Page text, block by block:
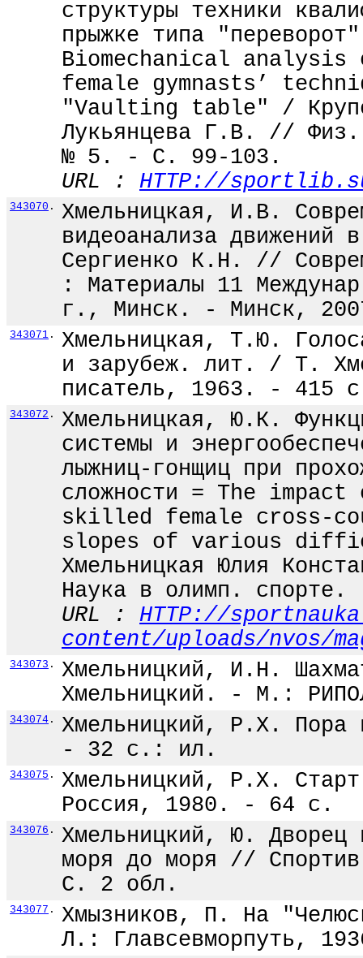
структуры техники
прыжке типа
Biomechanical
female gymnasts’
"Vaulting table" /
Лукьянцева Г.В. // Физ.
№ 5. - С. 99-103.
URL : HTTP://
343070 .
Хмельницкая, И.В.
видеоанализа
Сергиенко К.Н. //
: Материалы 11
г., Минск. - Минск,
343071 .
Хмельницкая, Т.Ю.
и зарубеж. лит. / Т.
писатель, 1963. - 415
343072 .
Хмельницкая, Ю.К.
системы и
лыжниц-гонщиц при
сложности = The
skilled female cross-
slopes of various
Хмельницкая Юлия
Наука в олимп.
URL : HTTP://
content/uploads/nvos/
343073 .
Хмельницкий, И.Н.
Хмельницкий. - М.:
343074 .
Хмельницкий, Р.Х.
- 32 с.: ил.
343075 .
Хмельницкий, Р.Х.
Россия, 1980. - 64 с.
343076 .
Хмельницкий, Ю.
моря до моря //
С. 2 обл.
343077 .
Хмызников, П. На
Л.: Главсевморпуть,